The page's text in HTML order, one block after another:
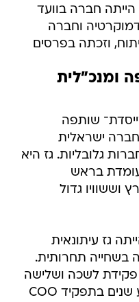
הייתה חברה בוועד
וחברה
וזכתה בפרסים
ומנכ"לית
שותפה
ישראלית
גלובליות. גז היא
בראש
וששוויו גדול
גז עיתונאית
בשחייה תחרותית.
לשכה ושלישה
בבסיס רמת דוד. לאחר כשבע שנים בתפקיד COO